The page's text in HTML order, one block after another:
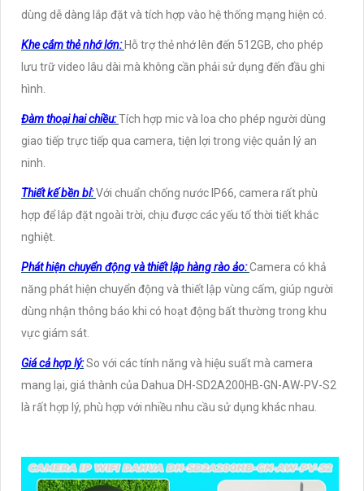
dùng dễ dàng lắp đặt và tích hợp vào hệ thống mạng hiện có.
Khe cắm thẻ nhớ lớn: Hỗ trợ thẻ nhớ lên đến 512GB, cho phép
lưu trữ video lâu dài mà không cần phải sử dụng đến đầu ghi
hình.
Đàm thoại hai chiều:Tích hợp mic và loa cho phép người dùng
giao tiếp trực tiếp qua camera, tiện lợi trong việc quản lý an
ninh.
Thiết kế bền bỉ:Với chuẩn chống nước IP66, camera rất phù
hợp để lắp đặt ngoài trời, chịu được các yếu tố thời tiết khắc
nghiệt.
Phát hiện chuyển động và thiết lập hàng rào ảo:Camera có khả
năng phát hiện chuyển động và thiết lập vùng cấm, giúp người
dùng nhận thông báo khi có hoạt động bất thường trong khu
vực giám sát.
Giá cả hợp lý:So với các tính năng và hiệu suất mà camera
mang lại, giá thành của Dahua DH-SD2A200HB-GN-AW-PV-S2
là rất hợp lý, phù hợp với nhiều nhu cầu sử dụng khác nhau.